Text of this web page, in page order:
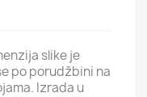
slike je
po porudžbini na
Izrada u